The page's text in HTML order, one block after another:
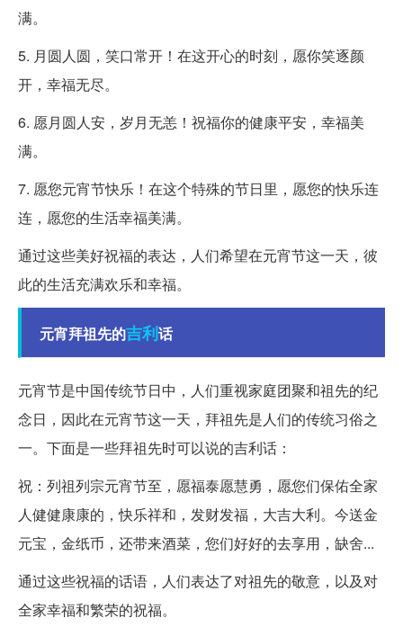
满。
5. 月圆人圆，笑口常开！在这开心的时刻，愿你笑逐颜
开，幸福无尽。
6. 愿月圆人安，岁月无恙！祝福你的健康平安，幸福美
满。
7. 愿您元宵节快乐！在这个特殊的节日里，愿您的快乐连
连，愿您的生活幸福美满。
通过这些美好祝福的表达，人们希望在元宵节这一天，彼
此的生活充满欢乐和幸福。
元宵拜祖先的吉利话
元宵节是中国传统节日中，人们重视家庭团聚和祖先的纪
念日，因此在元宵节这一天，拜祖先是人们的传统习俗之
一。下面是一些拜祖先时可以说的吉利话：
祝：列祖列宗元宵节至，愿福泰愿慧勇，愿您们保佑全家
人健健康康的，快乐祥和，发财发福，大吉大利。今送金
元宝，金纸币，还带来酒菜，您们好好的去享用，缺舍...
通过这些祝福的话语，人们表达了对祖先的敬意，以及对
全家幸福和繁荣的祝福。